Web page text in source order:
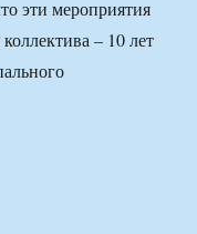
эти мероприятия
– 10 лет